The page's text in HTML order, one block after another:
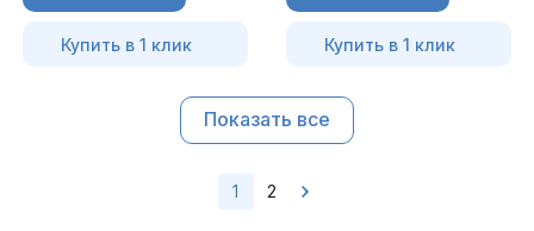
Купить в 1 клик Купить в 1 клик
Показать все
1 2